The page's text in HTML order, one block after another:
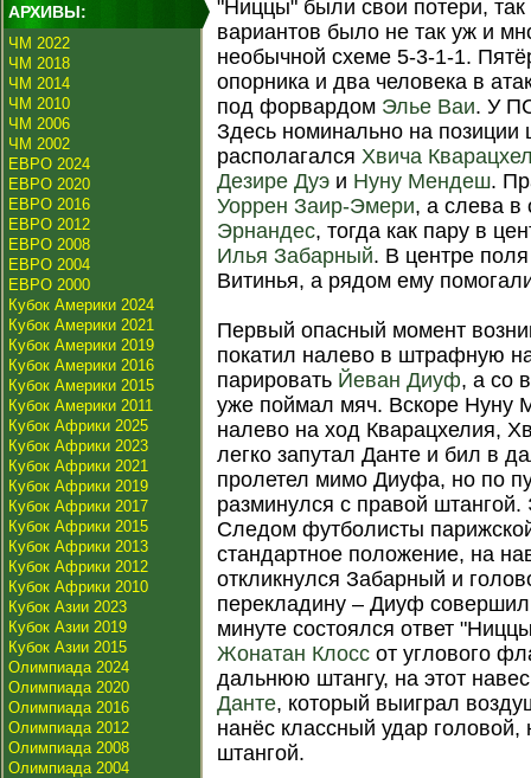
АРХИВЫ:
ЧМ 2022
ЧМ 2018
ЧМ 2014
ЧМ 2010
ЧМ 2006
ЧМ 2002
ЕВРО 2024
ЕВРО 2020
ЕВРО 2016
ЕВРО 2012
ЕВРО 2008
ЕВРО 2004
ЕВРО 2000
Кубок Америки 2024
Кубок Америки 2021
Кубок Америки 2019
Кубок Америки 2016
Кубок Америки 2015
Кубок Америки 2011
Кубок Африки 2025
Кубок Африки 2023
Кубок Африки 2021
Кубок Африки 2019
Кубок Африки 2017
Кубок Африки 2015
Кубок Африки 2013
Кубок Африки 2012
Кубок Африки 2010
Кубок Азии 2023
Кубок Азии 2019
Кубок Азии 2015
Олимпиада 2024
Олимпиада 2020
Олимпиада 2016
Олимпиада 2012
Олимпиада 2008
Олимпиада 2004
"Ниццы" были свои потери,
вариантов было не так уж и
необычной схеме 5-3-1-1.
опорника и два человека в
под форвардом Элье Ваи. У
Здесь номинально на
располагалсяХвича
Дезире Дуэ и Нуну Мендеш.
Уоррен Заир-Эмери, а слева в
Эрнандес, тогда как пару в
Илья Забарный. В центре
Витинья, а рядом ему
Первый опасный момент
покатил налево в штрафную
парировать Йеван Диуф, а со
уже поймал мяч. Вскоре Нуну
налево на ход Кварацхелия,
легко запутал Данте и бил в
пролетел мимо Диуфа, но по
разминулся с правой
Следом футболисты
стандартное положение, на
откликнулся Забарный и
перекладину – Диуф
минуте состоялся ответ
Жонатан Клосс от углового
дальнюю штангу, на этот
Данте, который выиграл
нанёс классный удар
штангой.